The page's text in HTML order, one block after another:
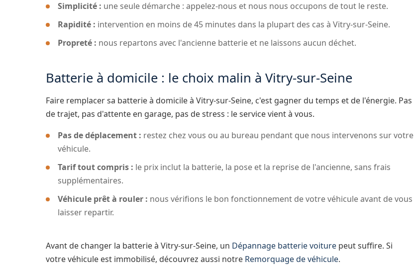
Simplicité : une seule démarche : appelez-nous et nous nous occupons de tout le reste.
Rapidité : intervention en moins de 45 minutes dans la plupart des cas à Vitry-sur-Seine.
Propreté : nous repartons avec l'ancienne batterie et ne laissons aucun déchet.
Batterie à domicile : le choix malin à Vitry-sur-Seine
Faire remplacer sa batterie à domicile à Vitry-sur-Seine, c'est gagner du temps et de l'énergie. Pas
de trajet, pas d'attente en garage, pas de stress : le service vient à vous.
Pas de déplacement : restez chez vous ou au bureau pendant que nous intervenons sur votre
véhicule.
Tarif tout compris : le prix inclut la batterie, la pose et la reprise de l'ancienne, sans frais
supplémentaires.
Véhicule prêt à rouler : nous vérifions le bon fonctionnement de votre véhicule avant de vous
laisser repartir.
Avant de changer la batterie à Vitry-sur-Seine, un Dépannage batterie voiture peut suffire. Si
votre véhicule est immobilisé, découvrez aussi notre Remorquage de véhicule.